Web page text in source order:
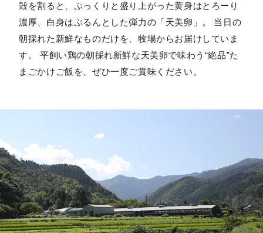
殻を割ると、ぷっくりと盛り上がった黄身はとろーり
濃厚、白身はぷるんとした弾力の「天美卵」。 当日の
朝採れた新鮮なものだけを、牧場からお届けしていま
す。 平飼い鶏の朝採れ新鮮な天美卵で味わう“絶品”た
まごかけご飯を、ぜひ一度ご賞味ください。